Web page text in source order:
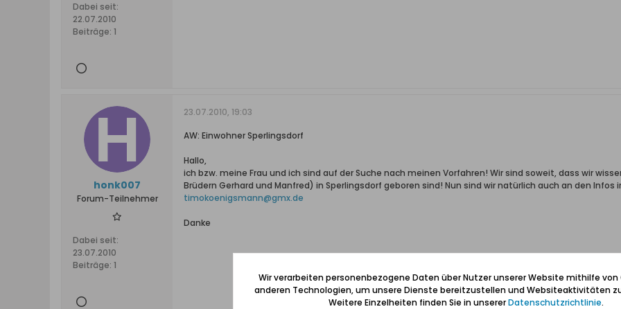
Dabei seit:
22.07.2010
Beiträge: 1
honk007
Forum-Teilnehmer
Dabei seit:
23.07.2010
Beiträge: 1
23.07.2010, 19:03
AW: Einwohner Sperlingsdorf
Hallo,
ich bzw. meine Frau und ich sind auf der Suche nach meinen Vorfahren! Wir sind soweit, dass wir
Brüdern Gerhard und Manfred) in Sperlingsdorf geboren sind! Nun sind wir natürlich auch an den
timokoenigsmann@gmx.de
Danke
Wir verarbeiten personenbezogene Daten über Nutzer unserer Website mithilfe von
anderen Technologien, um unsere Dienste bereitzustellen und Websiteaktivitäten
Weitere Einzelheiten finden Sie in unsererDatenschutzrichtlinie.